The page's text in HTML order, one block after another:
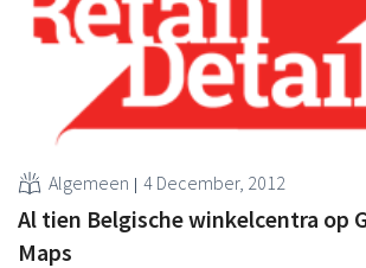
Algemeen 4 December, 2012
Al tien Belgische winkelcentra op
Maps